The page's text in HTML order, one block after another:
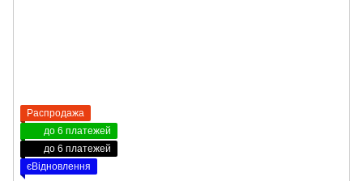
Распродажа
до 6 платежей
до 6 платежей
єВідновлення